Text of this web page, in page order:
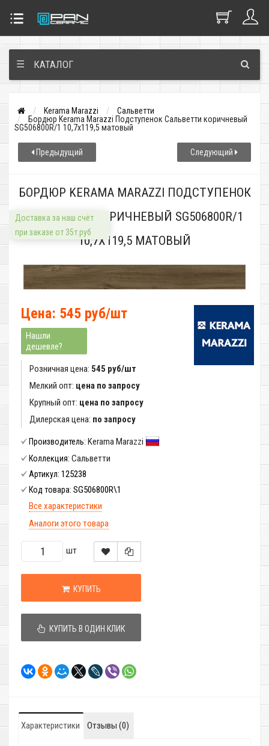
☰ КАТАЛОГ
Kerama Marazzi
Сальветти
Бордюр Kerama Marazzi Подступенок Сальветти коричневый
SG506800R/1 10,7x119,5 матовый
Предыдущий Следующий
БОРДЮР KERAMA MARAZZI ПОДСТУПЕНОК
САЛЬВЕТТИ КОРИЧНЕВЫЙ SG506800R/1
10,7X119,5 МАТОВЫЙ
Доставка за наш счёт
при заказе от 35т.руб
Цена: 545 руб/шт
Нашли
дешевле?
Розничная цена: 545 руб/шт
Мелкий опт: цена по запросу
Крупный опт: цена по запросу
Дилерская цена: по запросу
Производитель: Kerama Marazzi
Коллекция: Сальветти
Артикул: 125238
Код товара: SG506800R\1
Все характеристики
Аналоги этого товара
шт
КУПИТЬ
КУПИТЬ В ОДИН КЛИК
Характеристики Отзывы (0)